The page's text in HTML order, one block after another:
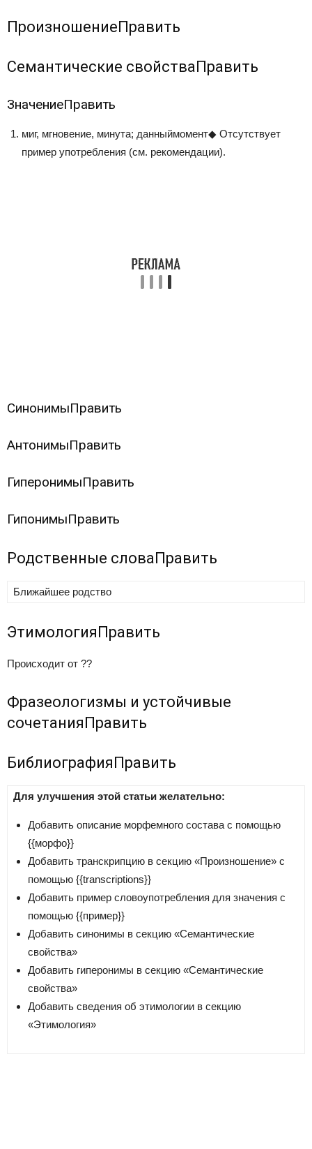
ПроизношениеПравить
Семантические свойстваПравить
ЗначениеПравить
миг, мгновение, минута; данныймомент◆ Отсутствует
пример употребления (см. рекомендации).
СинонимыПравить
АнтонимыПравить
ГиперонимыПравить
ГипонимыПравить
Родственные словаПравить
Ближайшее родство
ЭтимологияПравить
Происходит от ??
Фразеологизмы и устойчивые
сочетанияПравить
БиблиографияПравить
Для улучшения этой статьи желательно:
Добавить описание морфемного состава с помощью
{{морфо}}
Добавить транскрипцию в секцию «Произношение» с
помощью {{transcriptions}}
Добавить пример словоупотребления для значения с
помощью {{пример}}
Добавить синонимы в секцию «Семантические
свойства»
Добавить гиперонимы в секцию «Семантические
свойства»
Добавить сведения об этимологии в секцию
«Этимология»